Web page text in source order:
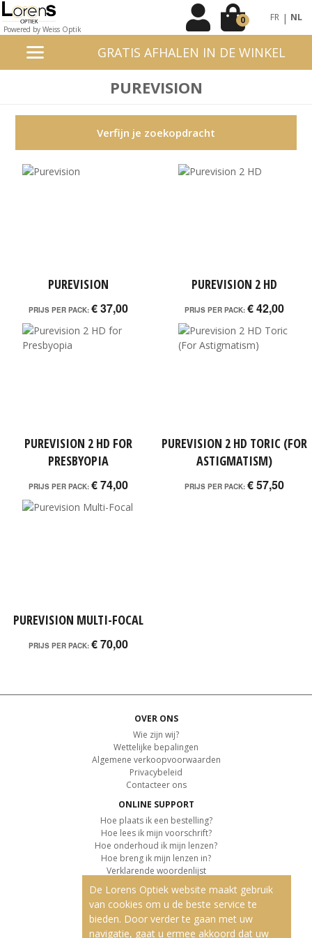
Powered by Weiss Optik
0 FR | NL
GRATIS AFHALEN IN DE WINKEL
PUREVISION
Verfijn je zoekopdracht
PUREVISION
PRIJS PER PACK: € 37,00
PUREVISION 2 HD
PRIJS PER PACK: € 42,00
PUREVISION 2 HD FOR
PRESBYOPIA
PRIJS PER PACK: € 74,00
PUREVISION 2 HD TORIC (FOR
ASTIGMATISM)
PRIJS PER PACK: € 57,50
PUREVISION MULTI-FOCAL
PRIJS PER PACK: € 70,00
OVER ONS
Wie zijn wij?
Wettelijke bepalingen
Algemene verkoopvoorwaarden
Privacybeleid
Contacteer ons
ONLINE SUPPORT
Hoe plaats ik een bestelling?
Hoe lees ik mijn voorschrift?
Hoe onderhoud ik mijn lenzen?
Hoe breng ik mijn lenzen in?
Verklarende woordenlijst
KLANTENSERVICE
Informatie over de levering
Informatie over de betaling
Retourvoorwaarden
De Lorens Optiek website maakt gebruik
van cookies om u de beste service te
bieden. Door verder te gaan met uw
navigatie, gaat u ermee akkoord dat uw